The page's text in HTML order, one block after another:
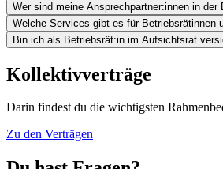
Wer sind meine Ansprechpartner:innen in der
Welche Services gibt es für Betriebsrätinnen
Bin ich als Betriebsrät:in im Aufsichtsrat
Kollektivverträge
Darin findest du die wichtigsten
Zu den Verträgen